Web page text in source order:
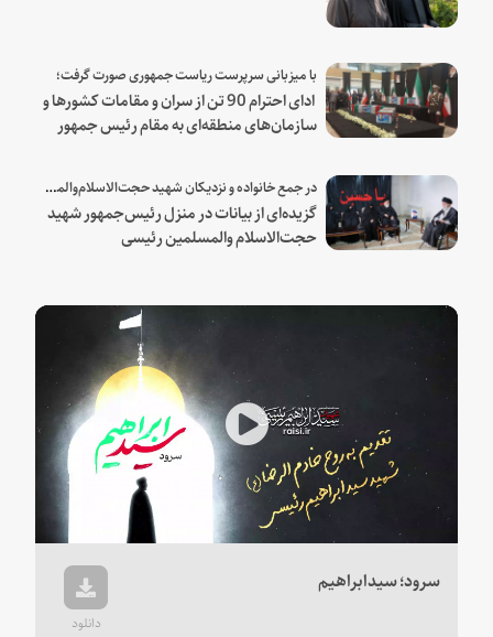
با میزبانی سرپرست ریاست جمهوری صورت گرفت؛
ادای احترام 90 تن از سران و مقامات کشورها و
سازمان‌های منطقه‌ای به مقام رئیس جمهور
در جمع خانواده و نزدیکان شهید حجت‌الاسلام‌والمسلمین رئیسی:
گزیده‌ای از بیانات در منزل رئیس‌جمهور شهید
حجت‌الاسلام والمسلمین رئیسی
Play
Video
سرود؛ سیدابراهیم
دانلود